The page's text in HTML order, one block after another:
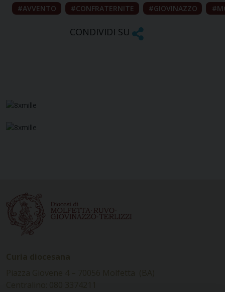
AVVENTO CONFRATERNITE GIOVINAZZO
CONDIVIDI SU